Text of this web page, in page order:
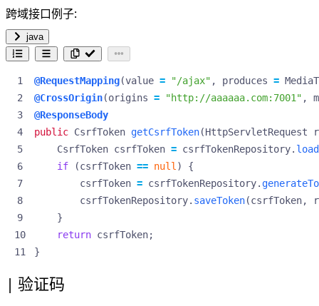
跨域接口例子:
java
@RequestMapping(value = "/ajax" , produces =
@CrossOrigin(origins = "http://aaaaaa.com:7001" ,
@ResponseBody
public CsrfToken getCsrfToken(HttpServletRequest
CsrfToken csrfToken = csrfTokenRepository.
if
(csrfToken == null )
{
csrfToken = csrfTokenRepository.
csrfTokenRepository. saveToken(csrfToken,
}
return csrfToken;
}
验证码